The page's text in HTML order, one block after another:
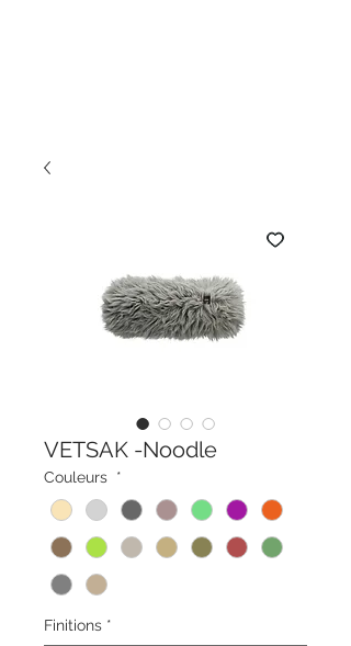
VETSAK -Noodle
Couleurs *
Finitions *